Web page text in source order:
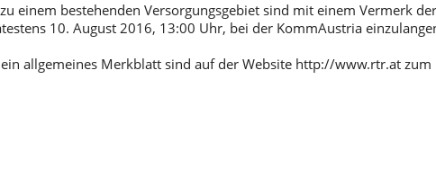
einem bestehenden Versorgungsgebiet sind mit einem Vermerk
10. August 2016, 13:00 Uhr, bei der KommAustria
allgemeines Merkblatt sind auf der Website http://www.rtr.at